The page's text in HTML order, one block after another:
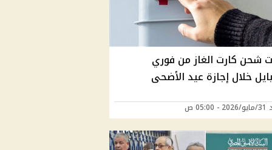
شحن كارت الغاز من فوري
خلال إجازة عيد الأضحى
ص